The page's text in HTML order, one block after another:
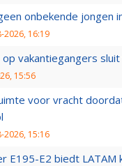
onbekende jongen
2026, 16:19
op vakantiegangers
15:56
voor vracht
2026, 15:16
E195-E2 biedt